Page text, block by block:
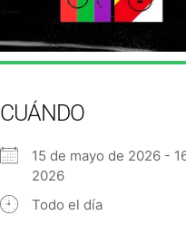
CUÁNDO
15 de mayo de 2026 -
2026
Todo el día